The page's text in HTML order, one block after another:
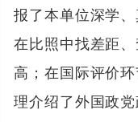
报了本单位深学
在比照中找差距
高；在国际评价
理介绍了外国政